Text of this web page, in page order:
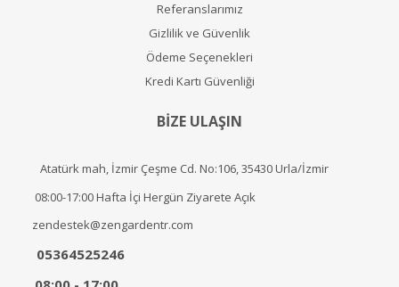
Referanslarımız
Gizlilik ve Güvenlik
Ödeme Seçenekleri
Kredi Kartı Güvenliği
BİZE ULAŞIN
Atatürk mah, İzmir Çeşme Cd. No:106, 35430 Urla/İzmir
08:00-17:00 Hafta İçi Hergün Ziyarete Açık
zendestek@zengardentr.com
05364525246